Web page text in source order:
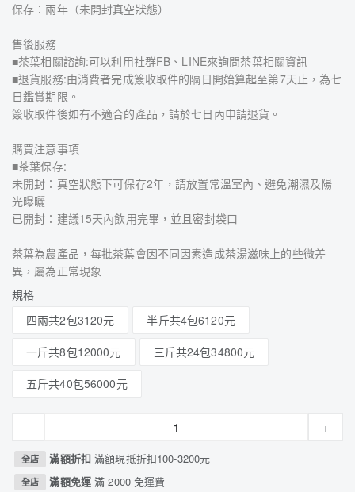
保存：兩年（未開封真空狀態）
售後服務
■茶葉相關諮詢:可以利用社群FB、LINE來詢問茶葉相關資訊
■退貨服務:由消費者完成簽收取件的隔日開始算起至第7天止，為七
日鑑賞期限。
簽收取件後如有不適合的產品，請於七日內申請退貨。
購買注意事項
■茶葉保存:
未開封：真空狀態下可保存2年，請放置常溫室內、避免潮濕及陽
光曝曬
已開封：建議15天內飲用完畢，並且密封袋口
茶葉為農產品，每批茶葉會因不同因素造成茶湯滋味上的些微差
異，屬為正常現象
規格
四兩共2包3120元
半斤共4包6120元
一斤共8包12000元
三斤共24包34800元
五斤共40包56000元
- +
全店 滿額折扣滿額現抵折扣100-3200元
全店 滿額免運滿 2000 免運費